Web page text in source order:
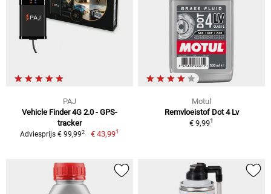
PAJ
Vehicle Finder 4G 2.0 - GPS-
tracker
Adviesprijs € 99,992 € 43,991
Motul
Remvloeistof Dot 4 Lv
€ 9,991